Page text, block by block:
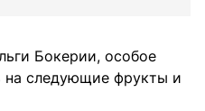
Бокерии, особое
на следующие фрукты и